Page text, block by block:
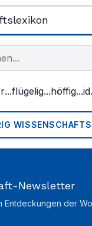
suchen
...flügelig...höffig...id
Newsletter
Entdeckungen der